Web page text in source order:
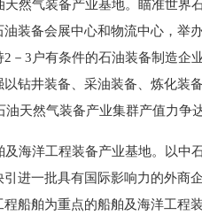
然气装备产业基地。瞄准世界
油装备会展中心和物流中心，举
－3户有条件的石油装备制造企
钻井装备、采油装备、炼化装
油天然气装备产业集群产值力争
海洋工程装备产业基地。以中
进一批具有国际影响力的外商
船舶为重点的船舶及海洋工程